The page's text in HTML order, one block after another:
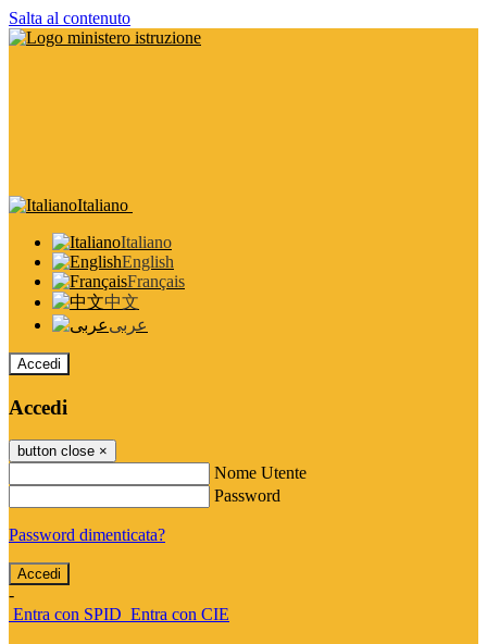
Salta al contenuto
Italiano
Italiano
English
Français
中文
عربى
Accedi
Accedi
button close ×
Nome Utente
Password
Password dimenticata?
-
Entra con SPID Entra con CIE